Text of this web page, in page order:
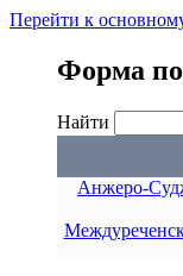
Перейти к
Форма
Найти
Анжеро-